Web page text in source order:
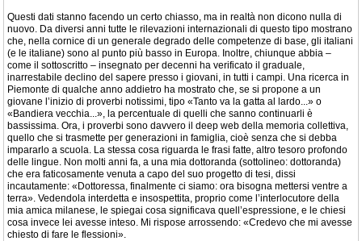
Questi dati stanno facendo un certo chiasso, ma in realtà non dicono nulla di
nuovo. Da diversi anni tutte le rilevazioni internazionali di questo tipo mostrano
che, nella cornice di un generale degrado delle competenze di base, gli italiani
(e le italiane) sono al punto più basso in Europa. Inoltre, chiunque abbia –
come il sottoscritto – insegnato per decenni ha verificato il graduale,
inarrestabile declino del sapere presso i giovani, in tutti i campi. Una ricerca in
Piemonte di qualche anno addietro ha mostrato che, se si propone a un
giovane l’inizio di proverbi notissimi, tipo «Tanto va la gatta al lardo...» o
«Bandiera vecchia...», la percentuale di quelli che sanno continuarli è
bassissima. Ora, i proverbi sono davvero il deep web della memoria collettiva,
quello che si trasmette per generazioni in famiglia, cioè senza che si debba
impararlo a scuola. La stessa cosa riguarda le frasi fatte, altro tesoro profondo
delle lingue. Non molti anni fa, a una mia dottoranda (sottolineo: dottoranda)
che era faticosamente venuta a capo del suo progetto di tesi, dissi
incautamente: «Dottoressa, finalmente ci siamo: ora bisogna mettersi ventre a
terra». Vedendola interdetta e insospettita, proprio come l’interlocutore della
mia amica milanese, le spiegai cosa significava quell’espressione, e le chiesi
cosa invece lei avesse inteso. Mi rispose arrossendo: «Credevo che mi avesse
chiesto di fare le flessioni».